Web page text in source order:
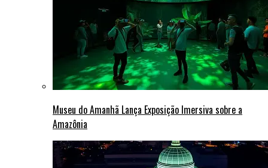
Museu do Amanhã Lança Exposição Imersiva sobre a
Amazônia